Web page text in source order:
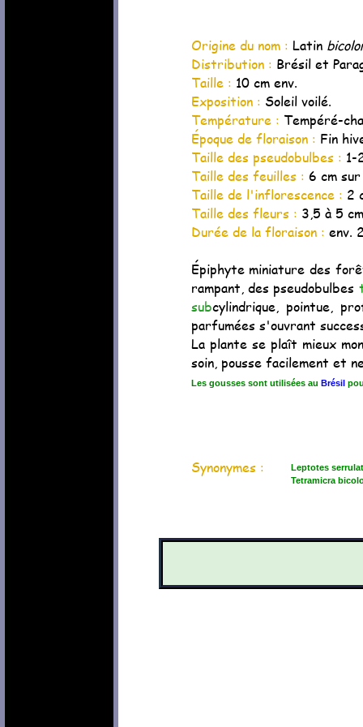
Origine du nom : Latin
Distribution : Brésil et
Taille : 10 cm env.
Exposition : Soleil voilé.
Température : Tempéré-
Époque de floraison : Fin
Taille des pseudobulbes : 1-
Taille des feuilles : 6 cm
Taille de l'inflorescence : 2
Taille des fleurs : 3,5 à 5
Durée de la floraison : env.
Épiphyte miniature des
rampant, des pseudobulbes
subcylindrique, pointue,
parfumées s'ouvrant
La plante se plaît mieux
soin, pousse facilement et
Les gousses sont utilisées au Brésil
Synonymes :
Leptotes
Tetramicra